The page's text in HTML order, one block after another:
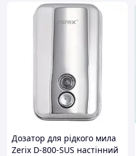
Дозатор для рідкого мила
Zerix D-800-SUS настінний